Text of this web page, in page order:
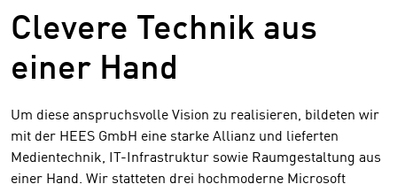
Clevere Technik aus
einer Hand
Um diese anspruchsvolle Vision zu realisieren, bildeten wir
mit der HEES GmbH eine starke Allianz und lieferten
Medientechnik, IT-Infrastruktur sowie Raumgestaltung aus
einer Hand. Wir statteten drei hochmoderne Microsoft